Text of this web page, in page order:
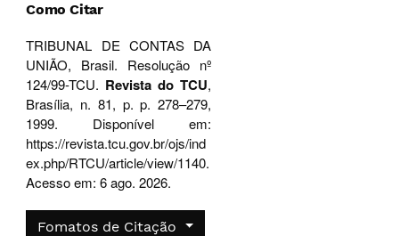
Como Citar
TRIBUNAL DE CONTAS DA
UNIÃO, Brasil. Resolução nº
124/99-TCU. Revista do TCU,
Brasília, n. 81, p. p. 278–279,
1999. Disponível em:
https://revista.tcu.gov.br/ojs/ind
ex.php/RTCU/article/view/1140.
Acesso em: 6 ago. 2026.
Fomatos de Citação